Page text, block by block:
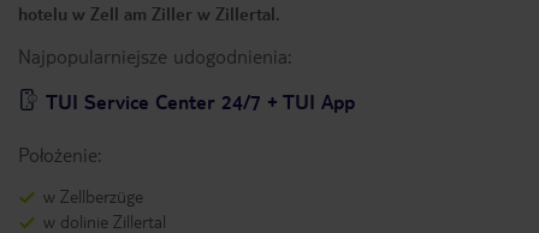
hotelu w Zell am Ziller w Zillertal.
Najpopularniejsze udogodnienia:
TUI Service Center 24/7 + TUI App
Położenie:
w Zellberzüge
w dolinie Zillertal